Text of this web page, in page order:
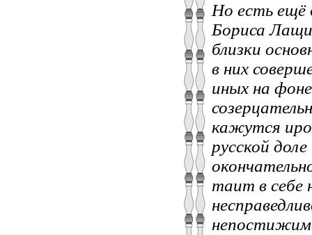
Но есть ещё
Бориса
близки
в них
иных на
кажутся
русской
таит в себе